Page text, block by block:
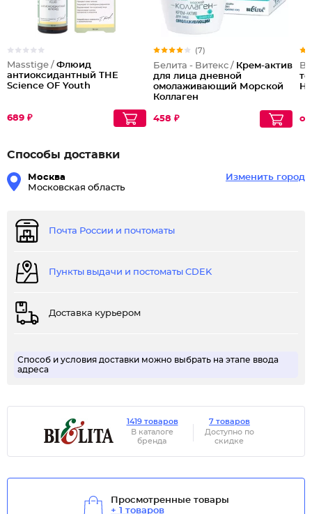
Masstige / Флюид
антиоксидантный THE
Science OF Youth
689 ₽
(7)
Белита - Витекс / Крем-актив
для лица дневной
омолаживающий Морской
Коллаген
458 ₽
Способы доставки
Москва
Московская область
Изменить город
Почта России и почтоматы
Пункты выдачи и постоматы CDEK
Доставка курьером
Способ и условия доставки можно выбрать на этапе ввода
адреса
1419 товаров
В каталоге
бренда
7 товаров
Доступно по
скидке
Просмотренные товары
+ 1 товаров